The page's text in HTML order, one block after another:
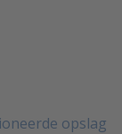
opslag